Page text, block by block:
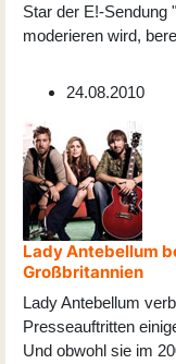
Star der E!-Sendung
moderieren wird,
24.08.2010
Lady Antebellum
Großbritannien
Lady Antebellum
Presseauftritten
Und obwohl sie im